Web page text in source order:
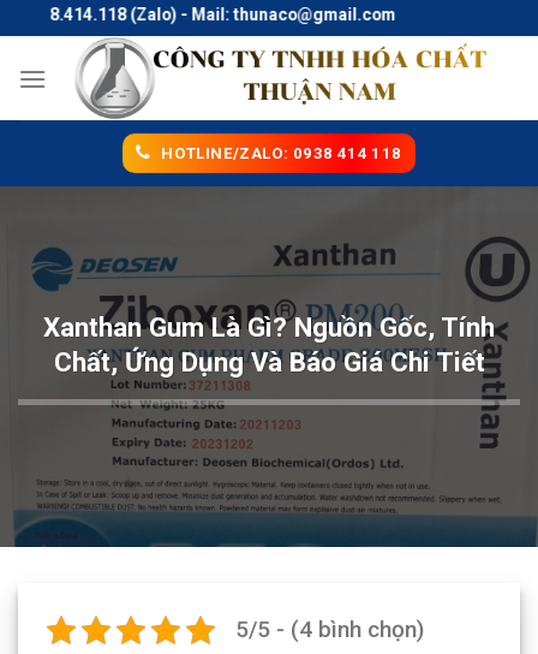
to
content
(Zalo) - Mail: thunaco@gmail.com
HOTLINE/ZALO: 0938 414 118
Xanthan Gum Là Gì? Nguồn Gốc, Tính
Chất, Ứng Dụng Và Báo Giá Chi Tiết
5/5 - (4 bình chọn)